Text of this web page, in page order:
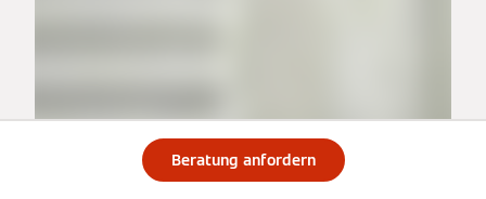
Beratung anfordern